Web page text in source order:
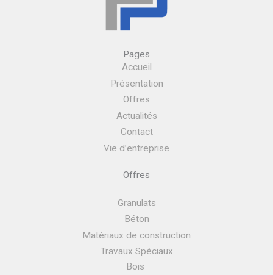
Pages
Accueil
Présentation
Offres
Actualités
Contact
Vie d’entreprise
Offres
Granulats
Béton
Matériaux de construction
Travaux Spéciaux
Bois